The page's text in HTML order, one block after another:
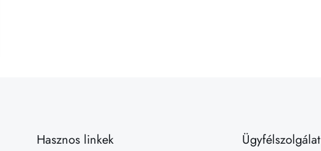
Hasznos linkek Ügyfélszolgálat